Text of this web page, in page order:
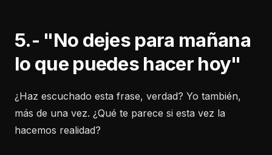
5.- "No dejes para mañana
lo que puedes hacer hoy"
¿Haz escuchado esta frase, verdad? Yo también,
más de una vez. ¿Qué te parece si esta vez la
hacemos realidad?